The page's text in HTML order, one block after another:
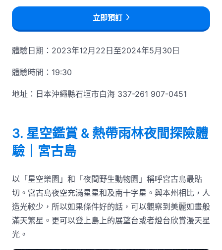
立即預訂
體驗日期：2023年12月22日至2024年5月30日
體驗時間：19:30
地址：日本沖繩縣石垣市白海 337-261 907-0451
3. 星空鑑賞 & 熱帶雨林夜間探險體
驗｜宮古島
以「星空樂園」和「夜間野生動物園」稱呼宮古島最貼
切。宮古島夜空充滿星星和及南十字星。與本州相比，人
造光較少，所以如果條件好的話，可以觀察到美麗如畫般
滿天繁星。更可以登上島上的展望台或者燈台欣賞漫天星
光。